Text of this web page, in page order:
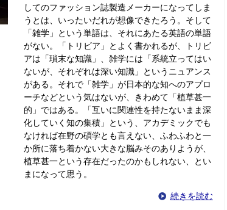
してのファッション誌製造メーカーになってしま
うとは、いったいだれが想像できたろう。そして
「雑学」という単語は、それにあたる英語の単語
がない。「トリビア」とよく書かれるが、トリビ
アは「瑣末な知識」、雑学には「系統立ってはい
ないが、それぞれは深い知識」というニュアンス
がある。それで「雑学」が日本的な知へのアプロ
ーチなどという気はないが、きわめて「植草甚一
的」ではある。「互いに関連性を持たないまま深
化していく知の集積」という、アカデミックでも
なければ在野の碩学とも言えない、ふわふわと一
か所に落ち着かない大きな脳みそのありようが、
植草甚一という存在だったのかもしれない、とい
まになって思う。
続きを読む